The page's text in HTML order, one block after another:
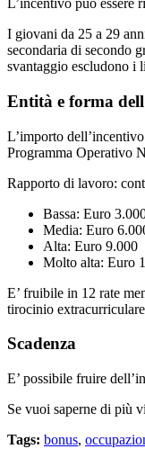
L’incentivo può essere
I giovani da 25 a 29
secondaria di secondo
svantaggio escludono i
Entità e forma
L’importo
Programma Operativo
Rapporto di lavoro:
Bassa: Euro
Media: Euro
Alta: Euro 9.000
Molto alta: Euro
E’ fruibile in 12 rate
tirocinio
Scadenza
E’ possibile fruire
Se vuoi saperne di più
Tags: bonus,